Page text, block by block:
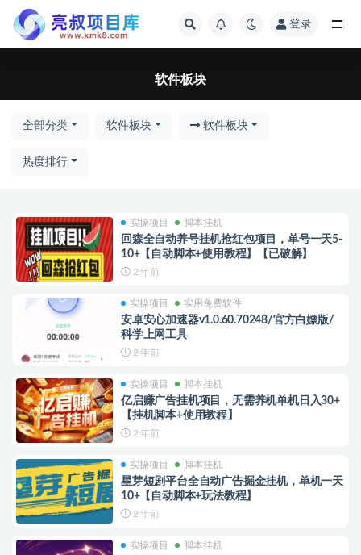
登录
软件板块
全部分类 软件板块 软件板块
热度排行
实操项目 脚本挂机
回森全自动养号挂机抢红包项目，单号一天5-
10+【自动脚本+使用教程】【已破解】
2 年前
实操项目 实用免费软件
安卓安心加速器v1.0.60.70248/官方白嫖版/
科学上网工具
2 年前
实操项目 脚本挂机
亿启赚广告挂机项目，无需养机单机日入30+
【挂机脚本+使用教程】
2 年前
实操项目 脚本挂机
星芽短剧平台全自动广告掘金挂机，单机一天
10+【自动脚本+玩法教程】
2 年前
实操项目 脚本挂机